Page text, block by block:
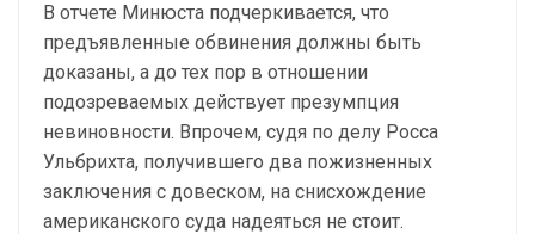
В отчете Минюста подчеркивается, что
предъявленные обвинения должны быть
доказаны, а до тех пор в отношении
подозреваемых действует презумпция
невиновности. Впрочем, судя по делу Росса
Ульбрихта, получившего два пожизненных
заключения с довеском, на снисхождение
американского суда надеяться не стоит.